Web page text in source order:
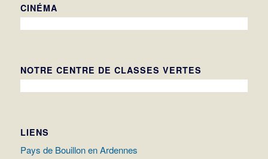
CINÉMA
NOTRE CENTRE DE CLASSES VERTES
LIENS
Pays de Bouillon en Ardennes